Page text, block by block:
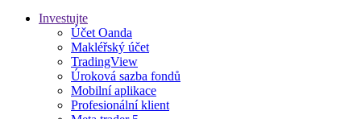
Investujte
Účet Oanda
Makléřský účet
TradingView
Úroková sazba fondů
Mobilní aplikace
Profesionální klient